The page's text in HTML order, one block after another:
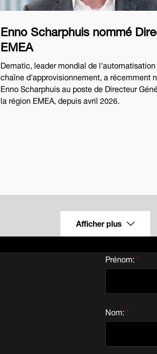
Enno Scharphuis nommé
EMEA
Dematic, leader mondial de
chaîne d'approvisionnement, a récemment
Enno Scharphuis au poste de Directeur
la région EMEA, depuis avril 2026.
Afficher plus
*
Prénom:
*
Nom: